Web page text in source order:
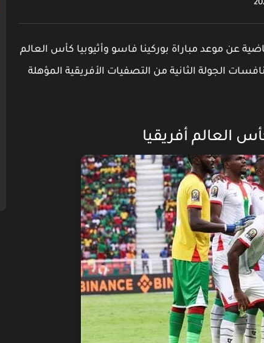
عن موعد مباراة بوركينا فاسو وأثيوبيا كأس العالم
الجولة الثانية من التصفيات الأفريقية المؤهلة
العالم أفريقيا